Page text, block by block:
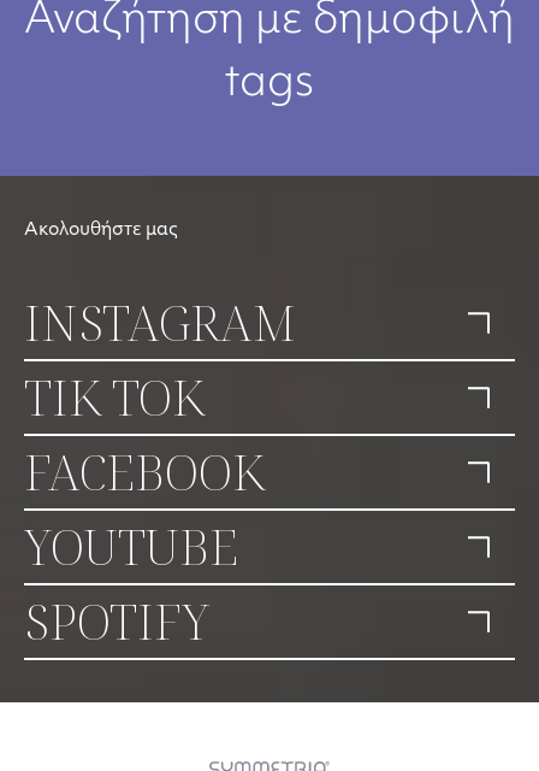
Αναζήτηση με δημοφιλή
tags
Ακολουθήστε μας
INSTAGRAM
TIK TOK
FACEBOOK
YOUTUBE
SPOTIFY